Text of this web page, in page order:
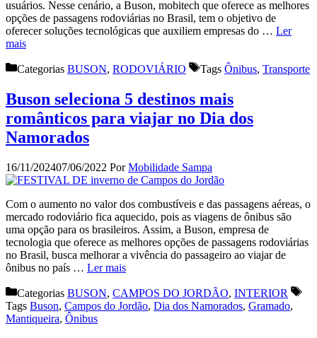
usuários. Nesse cenário, a Buson, mobitech que oferece as melhores
opções de passagens rodoviárias no Brasil, tem o objetivo de
oferecer soluções tecnológicas que auxiliem empresas do … Ler
mais
Categorias BUSON, RODOVIÁRIO Tags Ônibus, Transporte
Buson seleciona 5 destinos mais
românticos para viajar no Dia dos
Namorados
16/11/202407/06/2022 PorMobilidade Sampa
Com o aumento no valor dos combustíveis e das passagens aéreas, o
mercado rodoviário fica aquecido, pois as viagens de ônibus são
uma opção para os brasileiros. Assim, a Buson, empresa de
tecnologia que oferece as melhores opções de passagens rodoviárias
no Brasil, busca melhorar a vivência do passageiro ao viajar de
ônibus no país … Ler mais
Categorias BUSON, CAMPOS DO JORDÃO, INTERIOR
Tags Buson, Campos do Jordão, Dia dos Namorados, Gramado,
Mantiqueira, Ônibus